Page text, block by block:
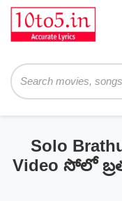
Solo
Video సోలో